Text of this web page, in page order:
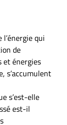
qui
de
et énergies
s’accumulent
s’est-elle
est-il